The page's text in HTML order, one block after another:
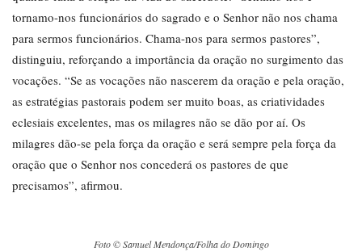
tornamo-nos funcionários do sagrado e o Senhor não nos chama
para sermos funcionários. Chama-nos para sermos pastores”,
distinguiu, reforçando a importância da oração no surgimento das
vocações. “Se as vocações não nascerem da oração e pela oração,
as estratégias pastorais podem ser muito boas, as criatividades
eclesiais excelentes, mas os milagres não se dão por aí. Os
milagres dão-se pela força da oração e será sempre pela força da
oração que o Senhor nos concederá os pastores de que
precisamos”, afirmou.
Foto © Samuel Mendonça/Folha do Domingo